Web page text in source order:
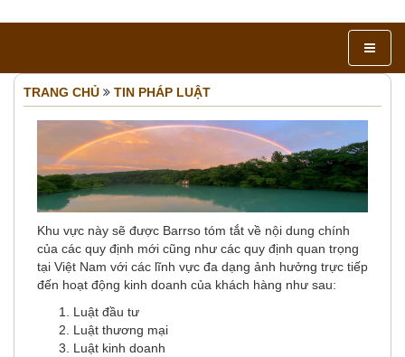
TRANG CHỦ TIN PHÁP LUẬT
Khu vực này sẽ được Barrso tóm tắt về nội dung chính
của các quy định mới cũng như các quy định quan trọng
tại Việt Nam với các lĩnh vực đa dạng ảnh hưởng trực tiếp
đến hoạt động kinh doanh của khách hàng như sau:
Luật đầu tư
Luật thương mại
Luật kinh doanh